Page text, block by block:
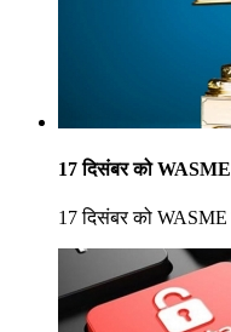
17 दिसंबर को
17 दिसंबर को